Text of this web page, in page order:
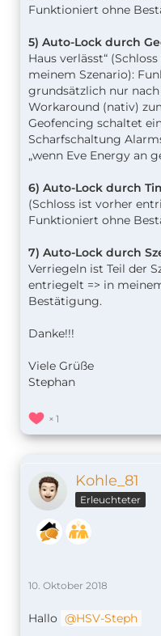
Funktioniert ohne
5) Auto-Lock durch
Haus verlässt“
meinem Szenario):
grundsätzlich nur
Workaround (nativ)
Geofencing schaltet
Scharfschaltung
„wenn Eve Energy an
6) Auto-Lock durch
(Schloss ist vorher
Funktioniert ohne
7) Auto-Lock durch
Verriegeln ist Teil der
entriegelt => in
Bestätigung.
Danke!!!
Viele Grüße
Stephan
1
Kohle_81
Erleuchteter
10. Oktober 2018
Hallo HSV-Steph